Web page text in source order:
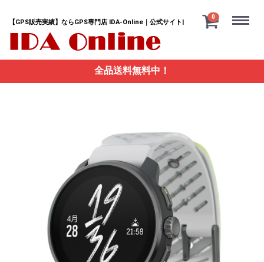
【GPS販売実績】ならGPS専門店 IDA-Online｜公式サイト|
0
全品送料無料中！